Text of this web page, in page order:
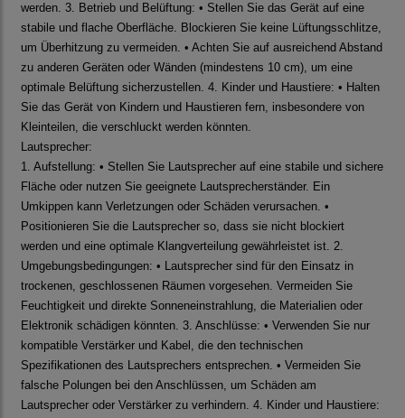
werden. 3. Betrieb und Belüftung: • Stellen Sie das Gerät auf eine
stabile und flache Oberfläche. Blockieren Sie keine Lüftungsschlitze,
um Überhitzung zu vermeiden. • Achten Sie auf ausreichend Abstand
zu anderen Geräten oder Wänden (mindestens 10 cm), um eine
optimale Belüftung sicherzustellen. 4. Kinder und Haustiere: • Halten
Sie das Gerät von Kindern und Haustieren fern, insbesondere von
Kleinteilen, die verschluckt werden könnten.
Lautsprecher:
1. Aufstellung: • Stellen Sie Lautsprecher auf eine stabile und sichere
Fläche oder nutzen Sie geeignete Lautsprecherständer. Ein
Umkippen kann Verletzungen oder Schäden verursachen. •
Positionieren Sie die Lautsprecher so, dass sie nicht blockiert
werden und eine optimale Klangverteilung gewährleistet ist. 2.
Umgebungsbedingungen: • Lautsprecher sind für den Einsatz in
trockenen, geschlossenen Räumen vorgesehen. Vermeiden Sie
Feuchtigkeit und direkte Sonneneinstrahlung, die Materialien oder
Elektronik schädigen könnten. 3. Anschlüsse: • Verwenden Sie nur
kompatible Verstärker und Kabel, die den technischen
Spezifikationen des Lautsprechers entsprechen. • Vermeiden Sie
falsche Polungen bei den Anschlüssen, um Schäden am
Lautsprecher oder Verstärker zu verhindern. 4. Kinder und Haustiere: